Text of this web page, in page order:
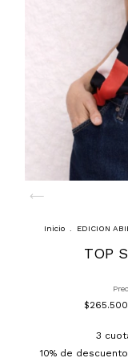
Inicio EDICION
TOP
$265.500
3
10% de descuento